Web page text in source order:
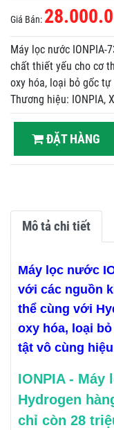
Giá Bán:
Máy lọc nước IONPIA-
chất thiết yếu cho cơ
oxy hóa, loại bỏ gốc
Thương hiệu: IONPIA,
ĐẶT HÀNG
Mô tả chi tiết
Máy lọc nước
với các nguồn
thể cùng với
oxy hóa, loại
tật vô cùng
IONPIA -
Hydrogen
chỉ còn 28